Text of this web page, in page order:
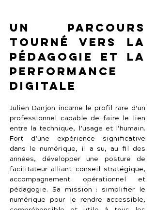
Un parcours
tourné vers la
pédagogie et la
performance
digitale
Julien Danjon incarne le profil rare d’un
professionnel capable de faire le lien
entre la technique, l’usage et l’humain.
Fort d’une expérience significative
dans le numérique, il a su, au fil des
années, développer une posture de
facilitateur alliant conseil stratégique,
accompagnement opérationnel et
pédagogie. Sa mission : simplifier le
numérique pour le rendre accessible,